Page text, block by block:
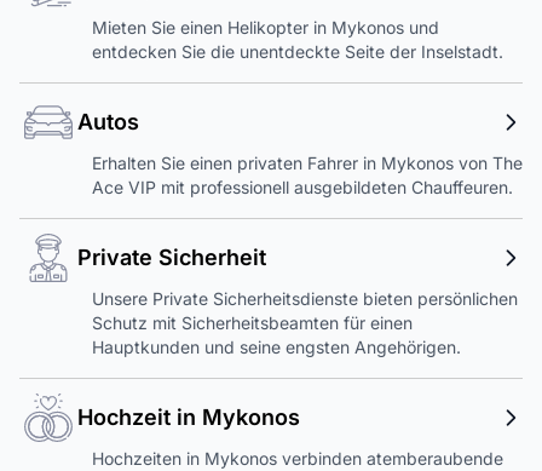
Mieten Sie einen Helikopter in Mykonos und
entdecken Sie die unentdeckte Seite der Inselstadt.
Autos
Erhalten Sie einen privaten Fahrer in Mykonos von The
Ace VIP mit professionell ausgebildeten Chauffeuren.
Private Sicherheit
Unsere Private Sicherheitsdienste bieten persönlichen
Schutz mit Sicherheitsbeamten für einen
Hauptkunden und seine engsten Angehörigen.
Hochzeit in Mykonos
Hochzeiten in Mykonos verbinden atemberaubende